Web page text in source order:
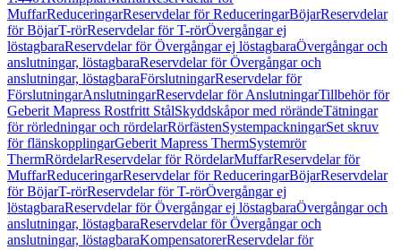
MuffarReduceringarReservdelar för ReduceringarBöjarReservdelar
för BöjarT-rörReservdelar för T-rörÖvergångar ej
löstagbaraReservdelar för Övergångar ej löstagbaraÖvergångar och
anslutningar, löstagbaraReservdelar för Övergångar och
anslutningar, löstagbaraFörslutningarReservdelar för
FörslutningarAnslutningarReservdelar för AnslutningarTillbehör för
Geberit Mapress Rostfritt StålSkyddskåpor med rörändeTätningar
för rörledningar och rördelarRörfästenSystempackningarSet skruv
för flänskopplingarGeberit Mapress ThermSystemrör
ThermRördelarReservdelar för RördelarMuffarReservdelar för
MuffarReduceringarReservdelar för ReduceringarBöjarReservdelar
för BöjarT-rörReservdelar för T-rörÖvergångar ej
löstagbaraReservdelar för Övergångar ej löstagbaraÖvergångar och
anslutningar, löstagbaraReservdelar för Övergångar och
anslutningar, löstagbaraKompensatorerReservdelar för